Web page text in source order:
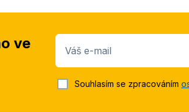
ve
Váš e-mail
Souhlasím se zpracováním